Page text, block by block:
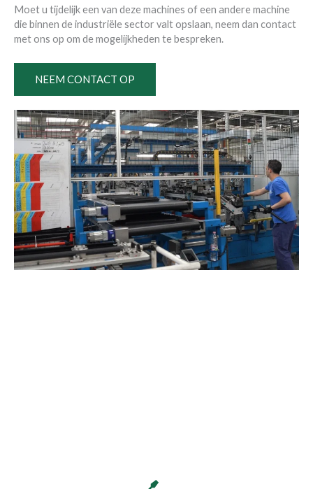
Moet u tijdelijk een van deze machines of een andere machine
die binnen de industriële sector valt opslaan, neem dan contact
met ons op om de mogelijkheden te bespreken.
NEEM CONTACT OP